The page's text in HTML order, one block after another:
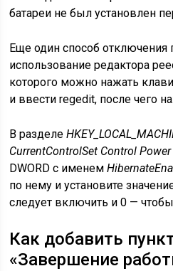
батареи не был установлен
Еще один способ отключения
использование редактора
которого можно нажать
и ввести regedit, после чего
В разделе
CurrentControlSet Control Power
DWORD с именем
по нему и установите
следует включить и 0 —
Как добавить
«Завершение